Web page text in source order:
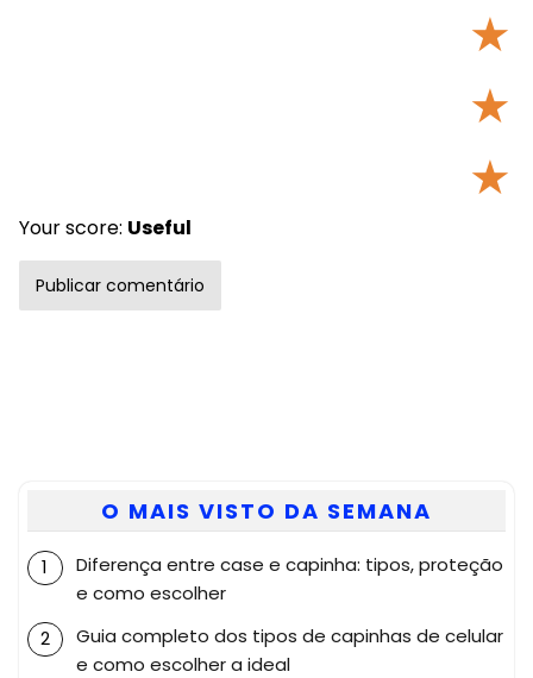
★
★
★
Your score: Useful
O MAIS VISTO DA SEMANA
Diferença entre case e capinha: tipos, proteção
e como escolher
Guia completo dos tipos de capinhas de celular
e como escolher a ideal